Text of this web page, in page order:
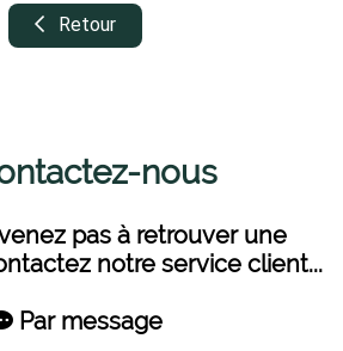
Retour
nous
pas à retrouver une
notre service client...
Par message